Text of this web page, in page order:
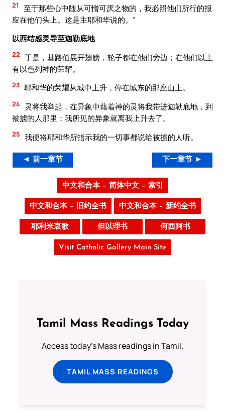
21
至于那些心中随从可憎可厌之物的，我必照他们所行的报
应在他们头上。这是主耶和华说的。”
以西结感灵导至迦勒底地
22 于是，基路伯展开翅膀，轮子都在他们旁边；在他们以上
有以色列神的荣耀。
23 耶和华的荣耀从城中上升，停在城东的那座山上。
24
灵将我举起，在异象中藉着神的灵将我带进迦勒底地，到
被掳的人那里；我所见的异象就离我上升去了。
25 我便将耶和华所指示我的一切事都说给被掳的人听。
◄ 前一章节 下一章节 ►
中文和合本 – 简体中文 – 索引
中文和合本 – 旧约全书 中文和合本 – 新约全书
耶利米哀歌 但以理书 何西阿书
Visit Catholic Gallery Main Site
Tamil Mass Readings Today
Access today's Mass readings in Tamil.
TAMIL MASS READINGS